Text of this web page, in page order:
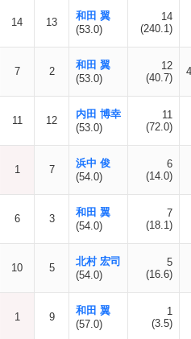
14 13
和田 翼
(53.0)
14
(240.1)
7 2
和田 翼
(53.0)
12
(40.7)
11 12
内田 博幸
(53.0)
11
(72.0)
1 7
浜中 俊
(54.0)
6
(14.0)
6 3
和田 翼
(54.0)
7
(18.1)
10 5
北村 宏司
(54.0)
5
(16.6)
1 9
和田 翼
(57.0)
1
(3.5)